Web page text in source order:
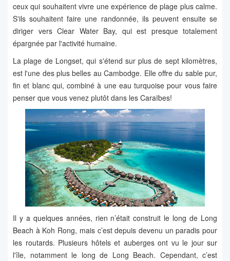
ceux qui souhaitent vivre une expérience de plage plus calme.
S'ils souhaitent faire une randonnée, ils peuvent ensuite se
diriger vers Clear Water Bay, qui est presque totalement
épargnée par l'activité humaine.
La plage de Longset, qui s'étend sur plus de sept kilomètres,
est l'une des plus belles au Cambodge. Elle offre du sable pur,
fin et blanc qui, combiné à une eau turquoise pour vous faire
penser que vous venez plutôt dans les Caraïbes!
Il y a quelques années, rien n’était construit le long de Long
Beach à Koh Rong, mais c’est depuis devenu un paradis pour
les routards. Plusieurs hôtels et auberges ont vu le jour sur
l'île, notamment le long de Long Beach. Cependant, c’est